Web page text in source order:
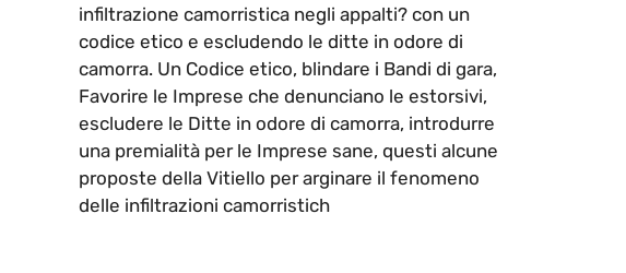
infiltrazione camorristica negli appalti? con un
codice etico e escludendo le ditte in odore di
camorra. Un Codice etico, blindare i Bandi di gara,
Favorire le Imprese che denunciano le estorsivi,
escludere le Ditte in odore di camorra, introdurre
una premialità per le Imprese sane, questi alcune
proposte della Vitiello per arginare il fenomeno
delle infiltrazioni camorristich